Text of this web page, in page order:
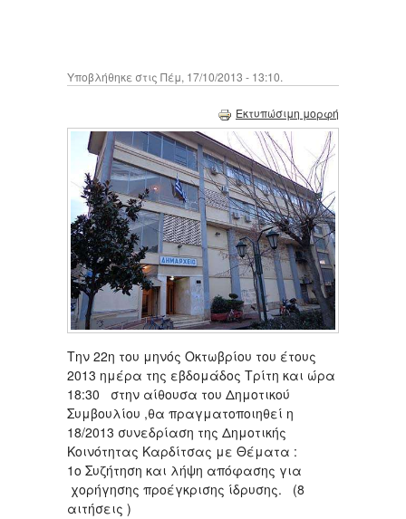
Υποβλήθηκε στις Πέμ, 17/10/2013 - 13:10.
Εκτυπώσιμη μορφή
Την 22η του μηνός Οκτωβρίου του έτους
2013 ημέρα της εβδομάδος Τρίτη και ώρα
18:30 στην αίθουσα του Δημοτικού
Συμβουλίου ,θα πραγματοποιηθεί η
18/2013 συνεδρίαση της Δημοτικής
Κοινότητας Καρδίτσας με Θέματα :
1ο Συζήτηση και λήψη απόφασης για
χορήγησης προέγκρισης ίδρυσης. (8
αιτήσεις )